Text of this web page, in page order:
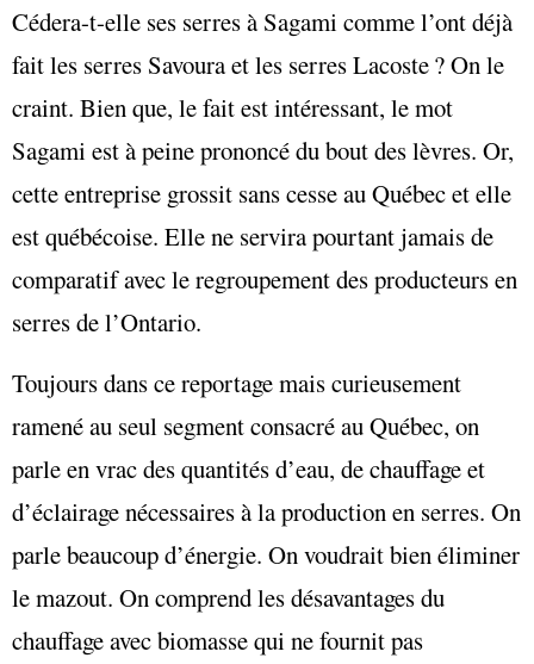
Cédera-t-elle ses serres à Sagami comme l’ont déjà
fait les serres Savoura et les serres Lacoste ? On le
craint. Bien que, le fait est intéressant, le mot
Sagami est à peine prononcé du bout des lèvres. Or,
cette entreprise grossit sans cesse au Québec et elle
est québécoise. Elle ne servira pourtant jamais de
comparatif avec le regroupement des producteurs en
serres de l’Ontario.
Toujours dans ce reportage mais curieusement
ramené au seul segment consacré au Québec, on
parle en vrac des quantités d’eau, de chauffage et
d’éclairage nécessaires à la production en serres. On
parle beaucoup d’énergie. On voudrait bien éliminer
le mazout. On comprend les désavantages du
chauffage avec biomasse qui ne fournit pas